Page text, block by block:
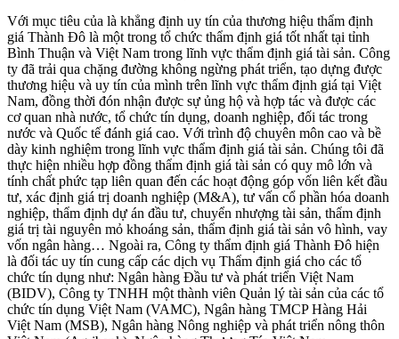
Với mục tiêu của là khẳng định uy tín của thương hiệu thẩm định
giá Thành Đô là một trong tổ chức thẩm định giá tốt nhất tại tỉnh
Bình Thuận và Việt Nam trong lĩnh vực thẩm định giá tài sản. Công
ty đã trải qua chặng đường không ngừng phát triển, tạo dựng được
thương hiệu và uy tín của mình trên lĩnh vực thẩm định giá tại Việt
Nam, đồng thời đón nhận được sự ủng hộ và hợp tác và được các
cơ quan nhà nước, tổ chức tín dụng, doanh nghiệp, đối tác trong
nước và Quốc tế đánh giá cao. Với trình độ chuyên môn cao và bề
dày kinh nghiệm trong lĩnh vực thẩm định giá tài sản. Chúng tôi đã
thực hiện nhiều hợp đồng thẩm định giá tài sản có quy mô lớn và
tính chất phức tạp liên quan đến các hoạt động góp vốn liên kết đầu
tư, xác định giá trị doanh nghiệp (M&A), tư vấn cổ phần hóa doanh
nghiệp, thẩm định dự án đầu tư, chuyển nhượng tài sản, thẩm định
giá trị tài nguyên mỏ khoáng sản, thẩm định giá tài sản vô hình, vay
vốn ngân hàng… Ngoài ra, Công ty thẩm định giá Thành Đô hiện
là đối tác uy tín cung cấp các dịch vụ Thẩm định giá cho các tổ
chức tín dụng như: Ngân hàng Đầu tư và phát triển Việt Nam
(BIDV), Công ty TNHH một thành viên Quản lý tài sản của các tổ
chức tín dụng Việt Nam (VAMC), Ngân hàng TMCP Hàng Hải
Việt Nam (MSB), Ngân hàng Nông nghiệp và phát triển nông thôn